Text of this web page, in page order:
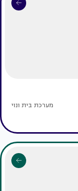
מערכת בית ונוי